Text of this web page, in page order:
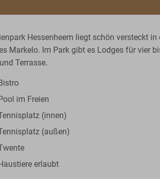
Hessenheem liegt schön versteckt
Markelo. Im Park gibt es Lodges für vier
Terrasse.
im Freien
(innen)
(außen)
erlaubt